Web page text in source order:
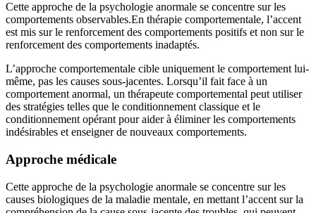
Cette approche de la psychologie anormale se concentre sur les
comportements observables.En thérapie comportementale, l’accent
est mis sur le renforcement des comportements positifs et non sur le
renforcement des comportements inadaptés.
L’approche comportementale cible uniquement le comportement lui-
même, pas les causes sous-jacentes. Lorsqu’il fait face à un
comportement anormal, un thérapeute comportemental peut utiliser
des stratégies telles que le conditionnement classique et le
conditionnement opérant pour aider à éliminer les comportements
indésirables et enseigner de nouveaux comportements.
Approche médicale
Cette approche de la psychologie anormale se concentre sur les
causes biologiques de la maladie mentale, en mettant l’accent sur la